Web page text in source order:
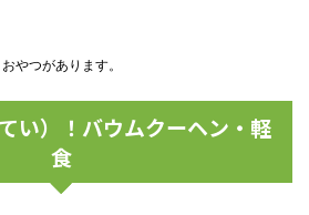
やつがあります。
い）！バウムクーヘン ・軽
食